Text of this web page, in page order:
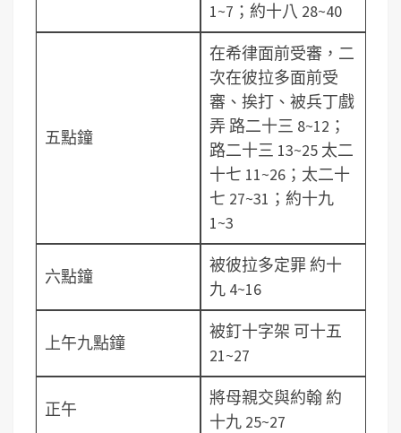
1~7；約十八 28~40
五點鐘
在希律面前受審，二
次在彼拉多面前受
審、挨打、被兵丁戲
弄 路二十三 8~12；
路二十三 13~25 太二
十七 11~26；太二十
七 27~31；約十九
1~3
六點鐘
被彼拉多定罪 約十
九 4~16
上午九點鐘
被釘十字架 可十五
21~27
正午
將母親交與約翰 約
十九 25~27